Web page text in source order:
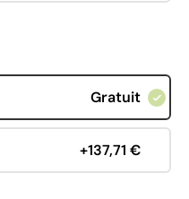
Gratuit
+137,71 €